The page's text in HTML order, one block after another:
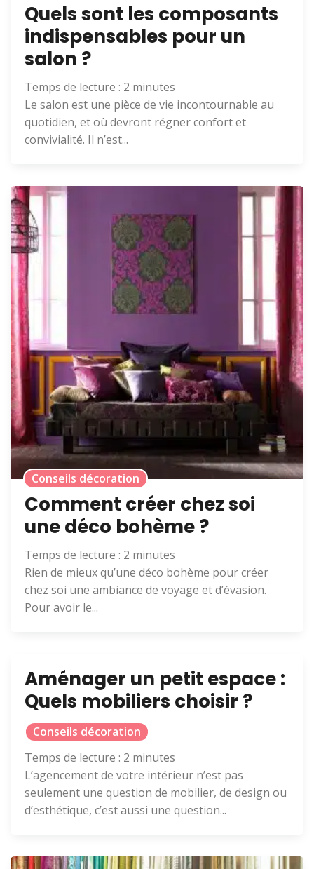
Quels sont les composants
indispensables pour un
salon ?
Temps de lecture : 2 minutes
Le salon est une pièce de vie incontournable au
quotidien, et où devront régner confort et
convivialité. Il n’est...
Conseils décoration
Comment créer chez soi
une déco bohème ?
Temps de lecture : 2 minutes
Rien de mieux qu’une déco bohème pour créer
chez soi une ambiance de voyage et d’évasion.
Pour avoir le...
Aménager un petit espace :
Quels mobiliers choisir ?
Conseils décoration
Temps de lecture : 2 minutes
L’agencement de votre intérieur n’est pas
seulement une question de mobilier, de design ou
d’esthétique, c’est aussi une question...